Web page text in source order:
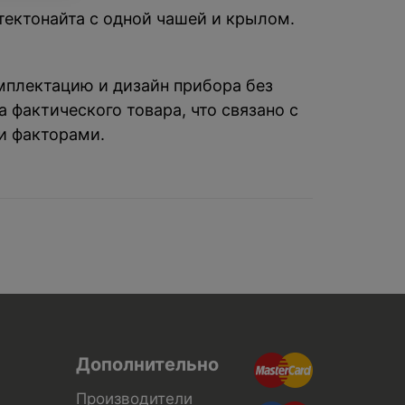
с одной чашей и крылом.
и дизайн прибора без
товара, что связано с
факторами.
Дополнительно
Производители